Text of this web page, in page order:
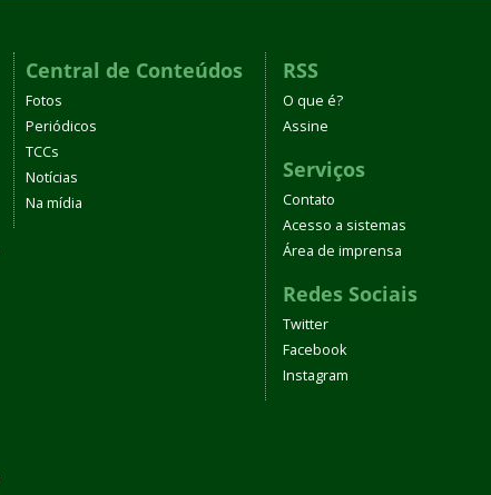
Central de Conteúdos
Fotos
Periódicos
TCCs
Notícias
Na mídia
RSS
O que é?
Assine
Serviços
Contato
Acesso a sistemas
Área de imprensa
Redes Sociais
Twitter
Facebook
Instagram